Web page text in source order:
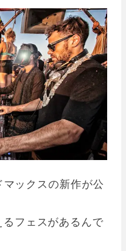
ックスの新作が公
フェスがあるんで